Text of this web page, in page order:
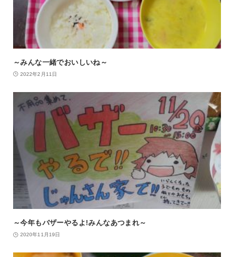
～みんな一緒でおいしいね～
2022年2月11日
～今年もバザーやるよ!みんなあつまれ～
2020年11月19日